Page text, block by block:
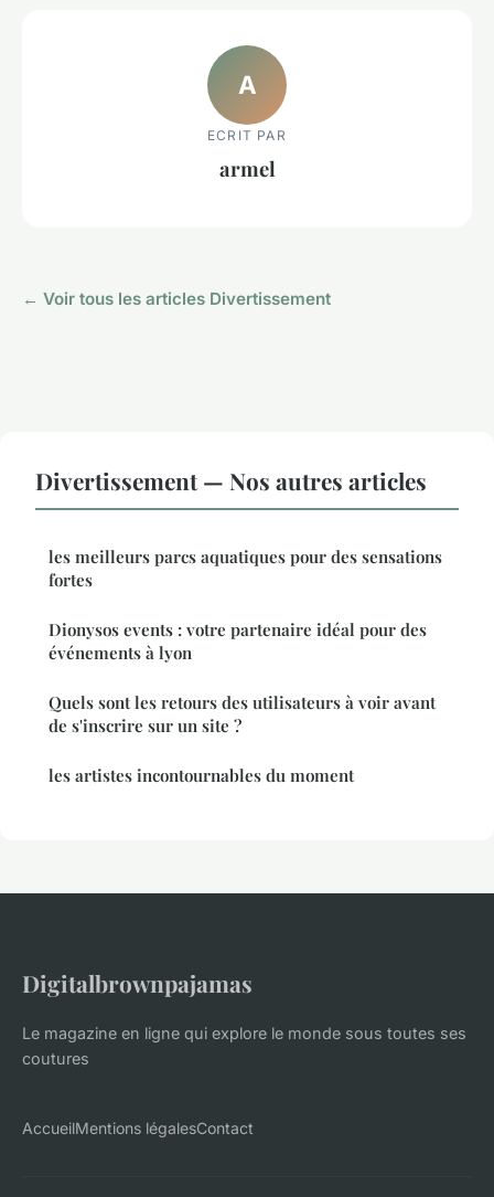
A
ECRIT PAR
armel
← Voir tous les articles Divertissement
Divertissement — Nos autres articles
les meilleurs parcs aquatiques pour des sensations
fortes
Dionysos events : votre partenaire idéal pour des
événements à lyon
Quels sont les retours des utilisateurs à voir avant
de s'inscrire sur un site ?
les artistes incontournables du moment
Digitalbrownpajamas
Le magazine en ligne qui explore le monde sous toutes ses
coutures
AccueilMentions légalesContact